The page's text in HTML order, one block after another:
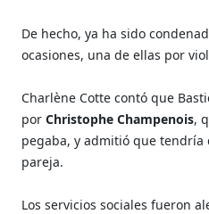
De hecho, ya ha sido
ocasiones, una de ellas por
Charlène Cotte contó que
porChristophe Champenois,
pegaba, y admitió que tendría
pareja.
Los servicios sociales fueron